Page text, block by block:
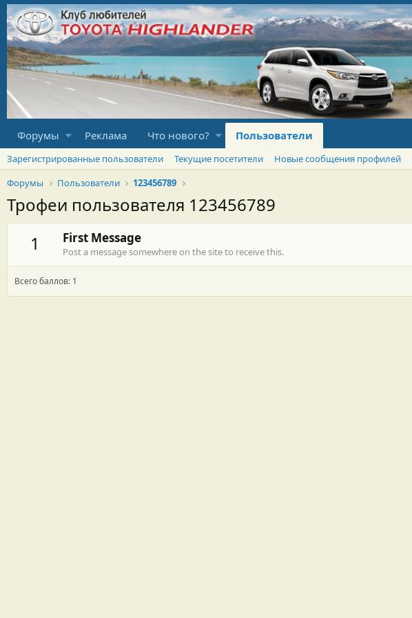
Форумы Реклама Что нового? Пользователи
Зарегистрированные пользователи Текущие посетители Новые сообщения профилей
Форумы
Пользователи 123456789
Трофеи пользователя 123456789
1
First Message
Post a message somewhere on the site to receive this.
Всего баллов: 1